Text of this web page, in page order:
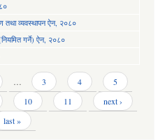
तथा व्यवस्थापन ऐन, २०८०
गर्ने) ऐन, २०८०
… 3 4
5
10 11
next ›
last »